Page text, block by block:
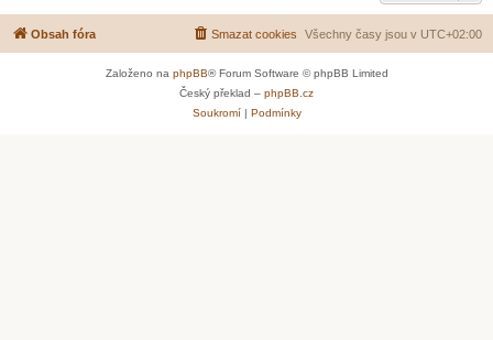
Obsah fóra Všechny časy jsou v UTC+02:00
Smazat cookies
Založeno na phpBB® Forum Software © phpBB Limited
Český překlad – phpBB.cz
Soukromí| Podmínky